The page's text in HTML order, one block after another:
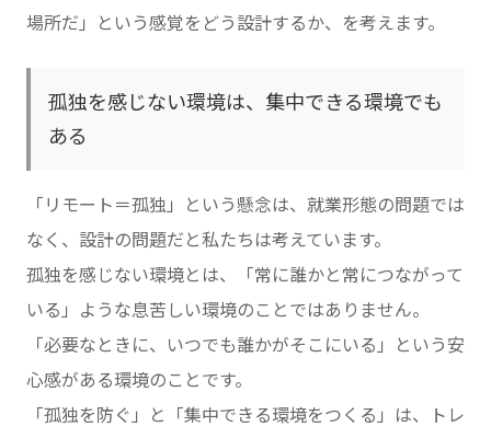
場所だ」という感覚をどう設計するか、を考えます。
孤独を感じない環境は、集中できる環境でも
ある
「リモート＝孤独」という懸念は、就業形態の問題では
なく、設計の問題だと私たちは考えています。
孤独を感じない環境とは、「常に誰かと常につながって
いる」ような息苦しい環境のことではありません。
「必要なときに、いつでも誰かがそこにいる」という安
心感がある環境のことです。
「孤独を防ぐ」と「集中できる環境をつくる」は、トレ